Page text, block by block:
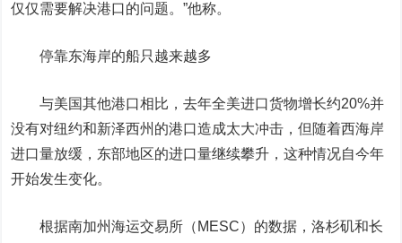
仅仅需要解决港口的问题。”他称。
停靠东海岸的船只越来越多
与美国其他港口相比，去年全美进口货物增长约20%并
没有对纽约和新泽西州的港口造成太大冲击，但随着西海岸
进口量放缓，东部地区的进口量继续攀升，这种情况自今年
开始发生变化。
根据南加州海运交易所（MESC）的数据，洛杉矶和长